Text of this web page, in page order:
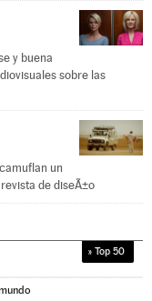
y buena
sobre las
un
de diseÃ±o
» Top 50